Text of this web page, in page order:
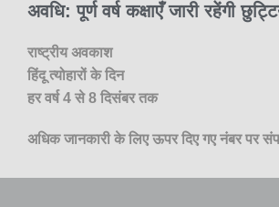
अवधि: पूर्ण वर्ष कक्षाएँ जारी रहेंगी
राष्ट्रीय अवकाश
हिंदू त्योहारों के दिन
हर वर्ष 4 से 8 दिसंबर तक
अधिक जानकारी के लिए ऊपर दिए गए नंबर पर